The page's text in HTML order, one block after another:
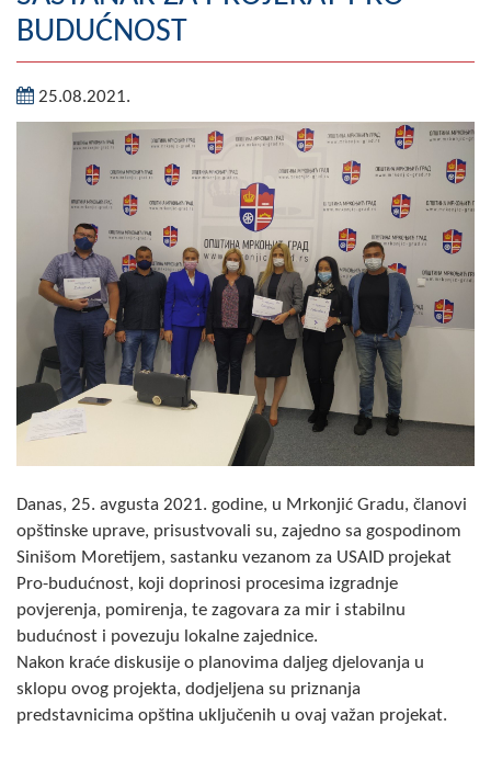
Geografija
Zanimljivosti
Fotogalerija
NAČELNIK
O Načelniku
Zamjenik načelnika
Izvještaj o radu načelnika
SKUPŠTINA
Statut Opštine
Skupštinsko vijeće opštine jezero
Sastav Skupštine
Službeni Glasnici
OPŠTINSKA UPRAVA
INFO
BUDUĆNOST
25.08.2021.
Danas, 25. avgusta 2021. godine, u Mrkonjić Gradu, članovi
opštinske uprave, prisustvovali su, zajedno sa gospodinom
Sinišom Moretijem, sastanku vezanom za USAID projekat
Pro-budućnost, koji doprinosi procesima izgradnje
povjerenja, pomirenja, te zagovara za mir i stabilnu
budućnost i povezuju lokalne zajednice.
Nakon kraće diskusije o planovima daljeg djelovanja u
sklopu ovog projekta, dodjeljena su priznanja
predstavnicima opština uključenih u ovaj važan projekat.